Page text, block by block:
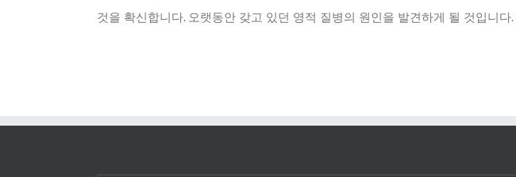
것을 확신합니다. 오랫동안 갖고 있던 영적 질병의 원인을 발견하게 될 것입니